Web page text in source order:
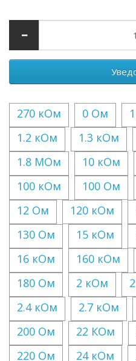
270 кОм 0 Ом
1.2 кОм
1.3 кОм
1.8 МОм
10 кОм
100 кОм
100 Ом
12 Ом
120 кОм
130 Ом
15 кОм
16 кОм
160 кОм
180 Ом
2 кОм
2.4 кОм
2.7 кОм
200 Ом
22 КОм
220 Ом
24 кОм